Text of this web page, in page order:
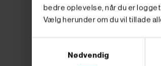
bedre oplevelse, når du er
Vælg herunder om du vil tillade
Nødvendig